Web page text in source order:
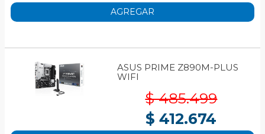
AGREGAR
ASUS PRIME Z890M-PLUS
WIFI
$ 485.499
$ 412.674